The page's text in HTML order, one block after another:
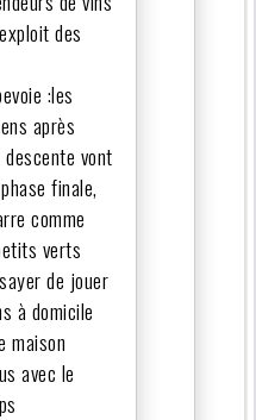
des
:les
après
vont
finale,
comme
verts
de jouer
à domicile
maison
avec le